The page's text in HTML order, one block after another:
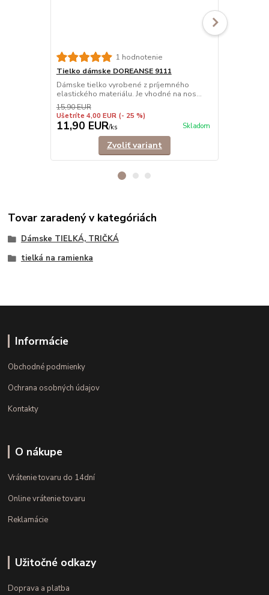
1 hodnotenie
Tielko dámske DOREANSE 9111
Dámske tielko vyrobené z príjemného
elastického materiálu. Je vhodné na nos...
15,90 EUR
Ušetríte 4,00 EUR (- 25 %)
11,90 EUR/ks Skladom
Zvoliť variant
Tovar zaradený v kategóriách
Dámske TIELKÁ, TRIČKÁ
tielká na ramienka
Informácie
Obchodné podmienky
Ochrana osobných údajov
Kontakty
O nákupe
Vrátenie tovaru do 14dní
Online vrátenie tovaru
Reklamácie
Užitočné odkazy
Doprava a platba